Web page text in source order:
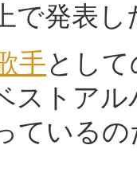
で発表し
手とし
ストア
ている